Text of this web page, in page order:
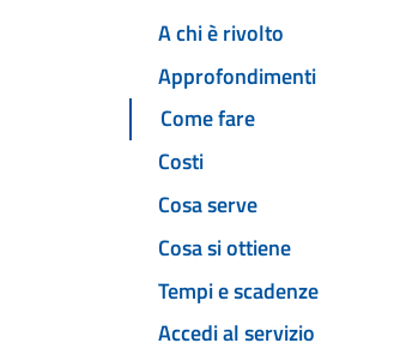
A chi è rivolto
Approfondimenti
Come fare
Costi
Cosa serve
Cosa si ottiene
Tempi e scadenze
Accedi al servizio